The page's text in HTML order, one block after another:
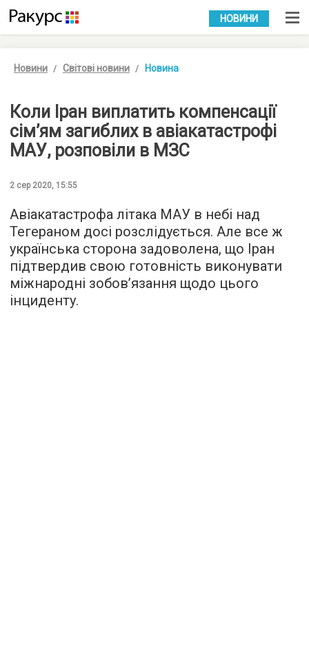
УКР РУС
НОВИНИ
Новини Світові новини Новина
Коли Іран виплатить компенсації
сім’ям загиблих в авіакатастрофі
МАУ, розповіли в МЗС
2 сер 2020, 15:55
Авіакатастрофа літака МАУ в небі над
Тегераном досі розслідується. Але все ж
українська сторона задоволена, що Іран
підтвердив свою готовність виконувати
міжнародні зобов’язання щодо цього
інциденту.